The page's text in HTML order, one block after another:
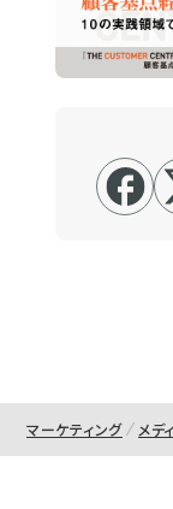
マーケティング メデ